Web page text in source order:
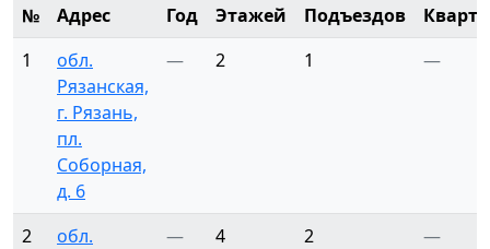
№ Адрес Год Этажей Подъездов
1
обл.
Рязанская,
г. Рязань,
пл.
Соборная,
д. 6
— 2 1 —
2
обл.
— 4 2 —